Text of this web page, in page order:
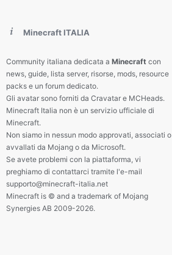
Minecraft ITALIA
Community italiana dedicata a Minecraft con
news, guide, lista server, risorse, mods, resource
packs e un forum dedicato.
Gli avatar sono forniti da Cravatar e MCHeads.
Minecraft Italia non è un servizio ufficiale di
Minecraft.
Non siamo in nessun modo approvati, associati o
avvallati da Mojang o da Microsoft.
Se avete problemi con la piattaforma, vi
preghiamo di contattarci tramite l'e-mail
supporto@minecraft-italia.net
Minecraft is © and a trademark of Mojang
Synergies AB 2009-2026.